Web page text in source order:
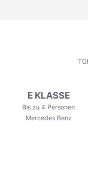
E KLASSE
Bis zu 4 Personen
Mercedes Benz